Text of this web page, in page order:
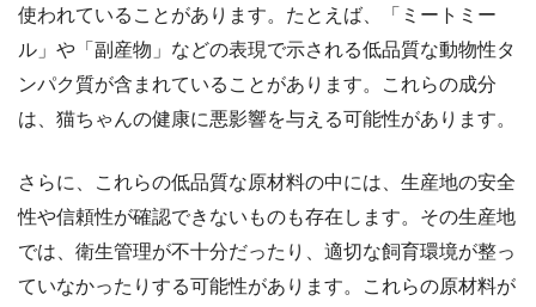
使われていることがあります。たとえば、「ミートミー
ル」や「副産物」などの表現で示される低品質な動物性タ
ンパク質が含まれていることがあります。これらの成分
は、猫ちゃんの健康に悪影響を与える可能性があります。
さらに、これらの低品質な原材料の中には、生産地の安全
性や信頼性が確認できないものも存在します。その生産地
では、衛生管理が不十分だったり、適切な飼育環境が整っ
ていなかったりする可能性があります。これらの原材料が